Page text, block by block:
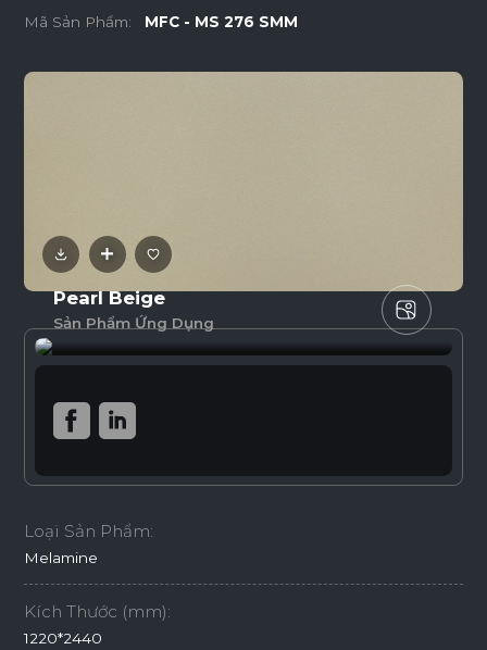
Mã Sản Phẩm: MFC - MS 276 SMM
Pearl Beige
Sản Phẩm Ứng Dụng
Loại Sản Phẩm:
Melamine
Kích Thước (mm):
1220*2440